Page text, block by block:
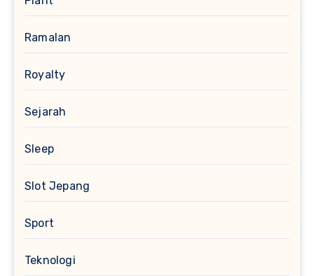
Ramalan
Royalty
Sejarah
Sleep
Slot Jepang
Sport
Teknologi